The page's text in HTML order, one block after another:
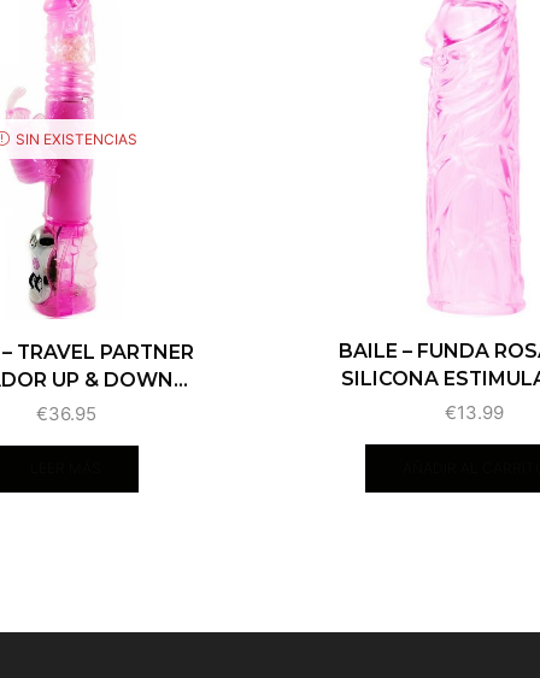
SIN EXISTENCIAS
TRAVEL PARTNER
UP & DOWN...
€36.95
BAILE – FUNDA
SILICONA
€13.99